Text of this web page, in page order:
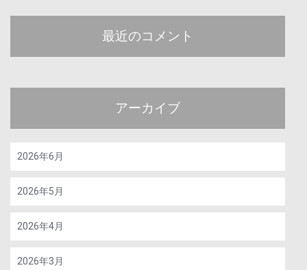
最近のコメント
アーカイブ
2026年6月
2026年5月
2026年4月
2026年3月